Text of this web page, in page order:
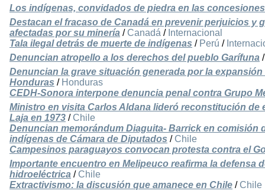
Los indígenas, convidados de piedra en las
Destacan el fracaso de Canadá en prevenir perjuicios y
afectadas por su minería / Canadá / Internacional
Tala ilegal detrás de muerte de indígenas / Perú /
Denuncian atropello a los derechos del pueblo Garífuna
Denuncian la grave situación generada por la
Honduras / Honduras
CEDH-Sonora interpone denuncia penal contra Grupo
Ministro en visita Carlos Aldana lideró reconstitución de
Laja en 1973 / Chile
Denuncian memorándum Diaguita- Barrick en comisión
indígenas de Cámara de Diputados / Chile
Campesinos paraguayos convocan protesta contra el
Importante encuentro en Melipeuco reafirma la defensa
hidroeléctrica / Chile
Extractivismo: la discusión que amanece en Chile / Chile